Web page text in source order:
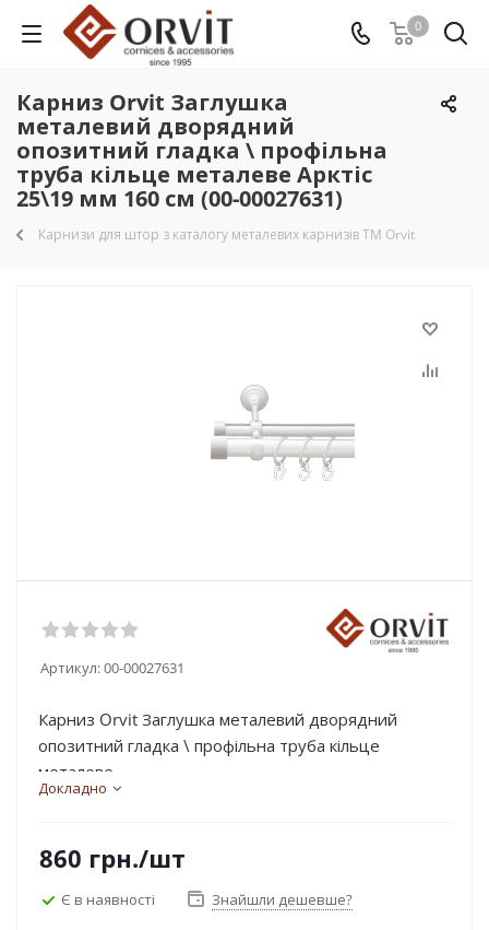
0
Карниз Orvit Заглушка
металевий дворядний
опозитний гладка \ профільна
труба кільце металеве Арктіс
25\19 мм 160 см (00-00027631)
Карнизи для штор з каталогу металевих карнизів TM Orvit
Артикул:00-00027631
Карниз Orvit Заглушка металевий дворядний
опозитний гладка \ профільна труба кільце
металеве...
Докладно
860 грн./шт
Є в наявності Знайшли дешевше?